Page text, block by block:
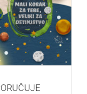
korak za tebe,